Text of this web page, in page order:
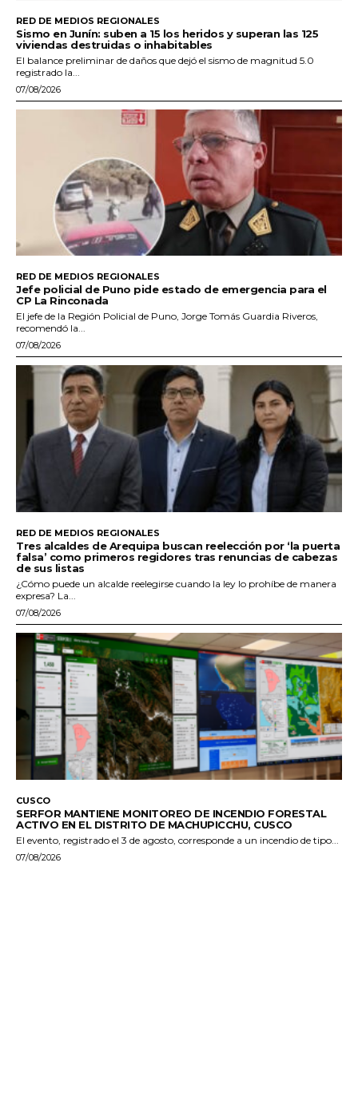
RED DE MEDIOS REGIONALES
Sismo en Junín: suben a 15 los heridos y superan las 125
viviendas destruidas o inhabitables
El balance preliminar de daños que dejó el sismo de magnitud 5.0
registrado la...
07/08/2026
RED DE MEDIOS REGIONALES
Jefe policial de Puno pide estado de emergencia para el
CP La Rinconada
El jefe de la Región Policial de Puno, Jorge Tomás Guardia Riveros,
recomendó la...
07/08/2026
RED DE MEDIOS REGIONALES
Tres alcaldes de Arequipa buscan reelección por ‘la puerta
falsa’ como primeros regidores tras renuncias de cabezas
de sus listas
¿Cómo puede un alcalde reelegirse cuando la ley lo prohíbe de manera
expresa? La...
07/08/2026
CUSCO
SERFOR MANTIENE MONITOREO DE INCENDIO FORESTAL
ACTIVO EN EL DISTRITO DE MACHUPICCHU, CUSCO
El evento, registrado el 3 de agosto, corresponde a un incendio de tipo...
07/08/2026